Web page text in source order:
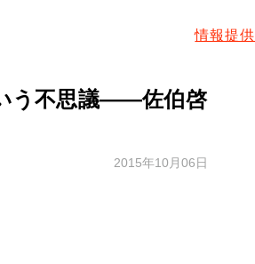
情報提供
う不思議――佐伯啓
2015年10月06日